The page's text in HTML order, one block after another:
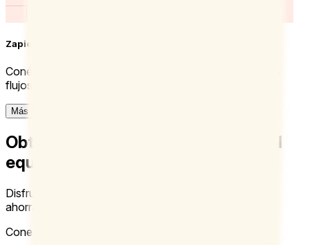
Zapier
Conéctate con miles de aplicaciones y crea tus propios
flujos de trabajo personalizados.
Más información
Obtén acceso a Doodle para todo el
equipo
Disfruta de la flexibilidad de una suscripción mensual o
ahorra pagando anualmente.
Conecta calendarios